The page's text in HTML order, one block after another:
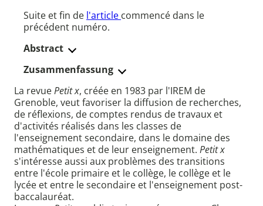
Suite et fin de l'article commencé dans le
précédent numéro.
Abstract
Zusammenfassung
La revuePetit x, créée en 1983 par l'IREM de
Grenoble, veut favoriser la diffusion de recherches,
de réflexions, de comptes rendus de travaux et
d'activités réalisés dans les classes de
l'enseignement secondaire, dans le domaine des
mathématiques et de leur enseignement. Petit x
s'intéresse aussi aux problèmes des transitions
entre l'école primaire et le collège, le collège et le
lycée et entre le secondaire et l'enseignement post-
baccalauréat.